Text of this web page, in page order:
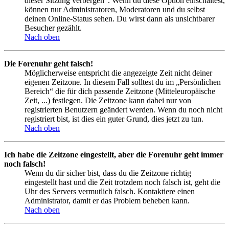
können nur Administratoren, Moderatoren und du selbst
deinen Online-Status sehen. Du wirst dann als unsichtbarer
Besucher gezählt.
Nach oben
Die Forenuhr geht falsch!
Möglicherweise entspricht die angezeigte Zeit nicht deiner
eigenen Zeitzone. In diesem Fall solltest du im „Persönlichen
Bereich“ die für dich passende Zeitzone (Mitteleuropäische
Zeit, ...) festlegen. Die Zeitzone kann dabei nur von
registrierten Benutzern geändert werden. Wenn du noch nicht
registriert bist, ist dies ein guter Grund, dies jetzt zu tun.
Nach oben
Ich habe die Zeitzone eingestellt, aber die Forenuhr geht immer
noch falsch!
Wenn du dir sicher bist, dass du die Zeitzone richtig
eingestellt hast und die Zeit trotzdem noch falsch ist, geht die
Uhr des Servers vermutlich falsch. Kontaktiere einen
Administrator, damit er das Problem beheben kann.
Nach oben